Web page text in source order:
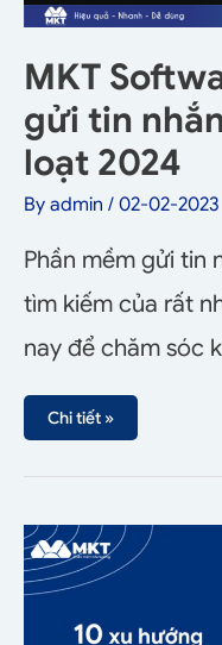
MKT
gửi tin
loạt 2024
By admin / 02-02-2023
Phần mềm gửi tin
tìm kiếm của rất
nay để chăm sóc
Chi tiết »